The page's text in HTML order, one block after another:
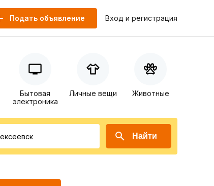
Подать объявление Вход и регистрация
Бытовая
электроника
Личные вещи Животные
Найти